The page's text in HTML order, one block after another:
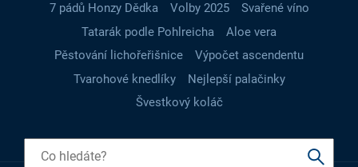
7 pádů Honzy Dědka
Volby 2025
Svařené víno
Tatarák podle Pohlreicha
Aloe vera
Pěstování lichořeřišnice
Výpočet ascendentu
Tvarohové knedlíky
Nejlepší palačinky
Švestkový koláč